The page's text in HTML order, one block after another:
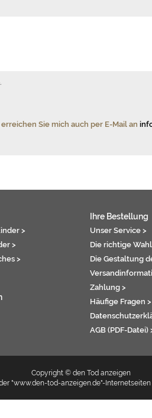
.
Sie mich auch per E-Mail an
>
>
>
Ihre Bestellung
Unser Service >
Die richtige
Die Gestaltung
Zahlung >
Häufige Fragen >
AGB (PDF-Datei)
Copyright © den Tod anzeigen
"www.den-tod-anzeigen.de"-